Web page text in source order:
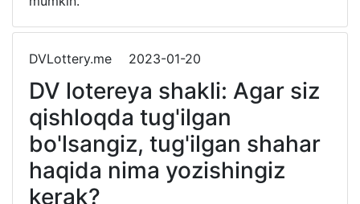
DVLottery.me 2023-01-20
DV lotereya shakli: Agar siz
qishloqda tug'ilgan
bo'lsangiz, tug'ilgan shahar
haqida nima yozishingiz
kerak?